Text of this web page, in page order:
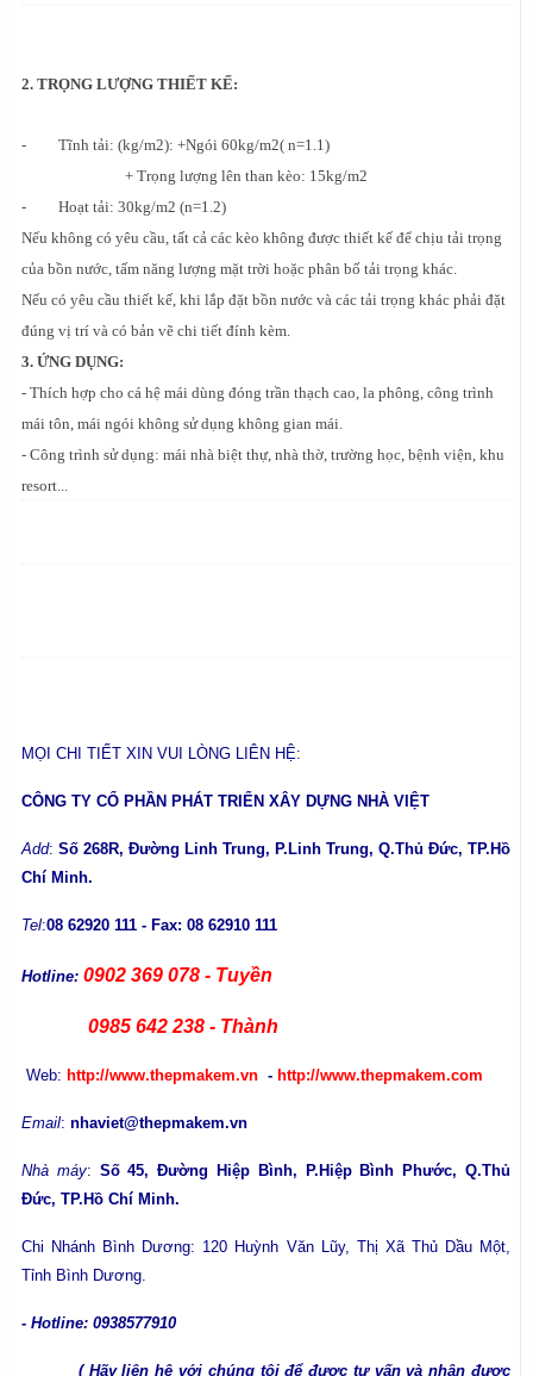
2. TRỌNG LƯỢNG THIẾT KẾ:
- Tĩnh tải: (kg/m2): +Ngói 60kg/m2( n=1.1)
+ Trọng lượng lên than kèo: 15kg/m2
- Hoạt tải: 30kg/m2 (n=1.2)
Nếu không có yêu cầu, tất cả các kèo không được thiết kế để chịu tải trọng
của bồn nước, tấm năng lượng mặt trời hoặc phân bố tải trọng khác.
Nếu có yêu cầu thiết kế, khi lắp đặt bồn nước và các tải trọng khác phải đặt
đúng vị trí và có bản vẽ chi tiết đính kèm.
3. ỨNG DỤNG:
- Thích hợp cho cá hệ mái dùng đóng trần thạch cao, la phông, công trình
mái tôn, mái ngói không sử dụng không gian mái.
- Công trình sử dụng: mái nhà biệt thự, nhà thờ, trường học, bệnh viện, khu
resort...
MỌI CHI TIẾT XIN VUI LÒNG LIÊN HỆ:
CÔNG TY CỔ PHẦN PHÁT TRIỂN XÂY DỰNG NHÀ VIỆT
Add: Số 268R, Đường Linh Trung, P.Linh Trung, Q.Thủ Đức, TP.Hồ
Chí Minh.
Tel:08 62920 111 - Fax: 08 62910 111
Hotline: 0902 369 078 - Tuyền
0985 642 238 - Thành
Web: http://www.thepmakem.vn - http://www.thepmakem.com
Email: nhaviet@thepmakem.vn
Nhà máy: Số 45, Đường Hiệp Bình, P.Hiệp Bình Phước, Q.Thủ
Đức, TP.Hồ Chí Minh.
Chi Nhánh Bình Dương: 120 Huỳnh Văn Lũy, Thị Xã Thủ Dầu Một,
Tỉnh Bình Dương.
- Hotline: 0938577910
( Hãy liên hệ với chúng tôi để được tư vấn và nhận được